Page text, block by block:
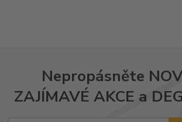
Nepropásněte
ZAJÍMAVÉ AKCE a